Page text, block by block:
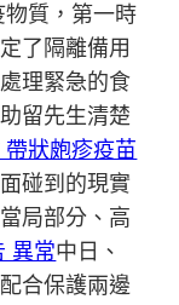
物質，第一時
了隔離備用
理緊急的食
留先生清楚
帶狀皰疹疫苗
碰到的現實
局部分、高
異常中日、
合保護兩邊